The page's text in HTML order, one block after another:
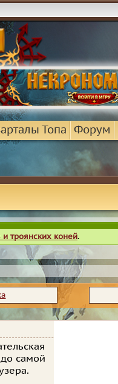
Топа Форум
троянских коней.
самой